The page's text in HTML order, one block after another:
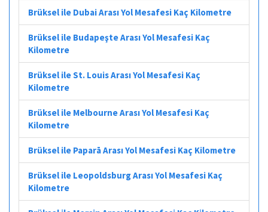
Brüksel ile Dubai Arası Yol Mesafesi Kaç Kilometre
Brüksel ile Budapeşte Arası Yol Mesafesi Kaç
Kilometre
Brüksel ile St. Louis Arası Yol Mesafesi Kaç
Kilometre
Brüksel ile Melbourne Arası Yol Mesafesi Kaç
Kilometre
Brüksel ile Paparā Arası Yol Mesafesi Kaç Kilometre
Brüksel ile Leopoldsburg Arası Yol Mesafesi Kaç
Kilometre